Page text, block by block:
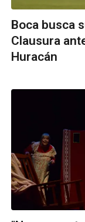
Boca busca
Clausura
Huracán